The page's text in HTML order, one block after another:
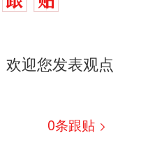
欢迎您发表观点
0条跟贴